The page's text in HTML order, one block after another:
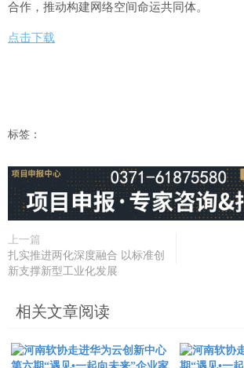
合作，推动构建网络空间命运共同体。
点击下载
标签：
上一篇
扎实推进两化深度融合 以标准创
新支撑新型工业化发展
相关文章阅读